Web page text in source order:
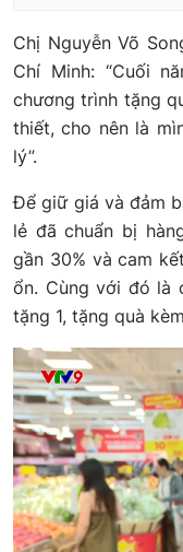
Chị Nguyễn Võ
Chí Minh: “Cuối
chương trình tặng
thiết, cho nên là
lý”.
Để giữ giá và đảm
lẻ đã chuẩn bị
gần 30% và cam
ổn. Cùng với đó là
tặng 1, tặng quà